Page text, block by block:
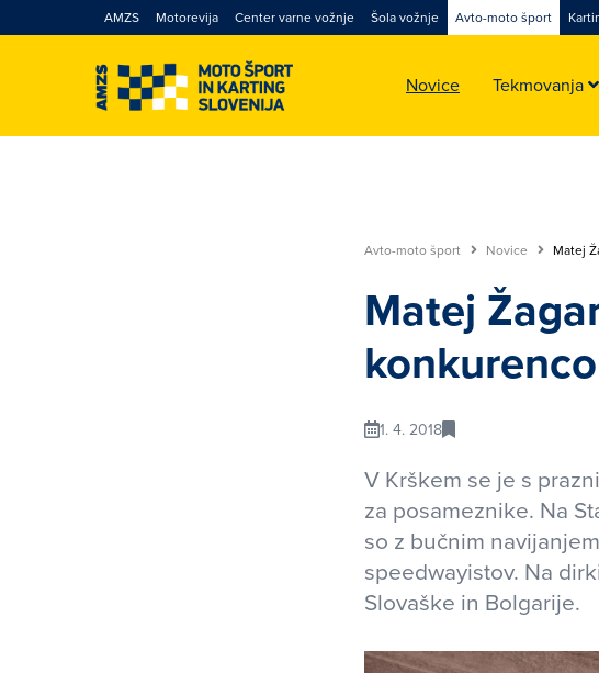
AMZS Motorevija Center varne vožnje Šola vožnje Avto-moto šport
Novice Tekmovanja
Avto-moto šport Novice Matej
Matej
konkurenco
1. 4. 2018
V Krškem se je s
za posameznike. Na
so z bučnim
speedwayistov. Na
Slovaške in Bolgarije.